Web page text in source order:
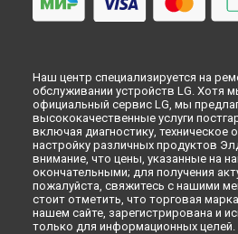
Наш центр специализируется на
обслуживании устройств LG. Хотя
официальный сервис LG, мы
высококачественные услуги
включая диагностику, техническое
настройку различных продуктов
внимание, что цены, указанные на
окончательными; для получения
пожалуйста, свяжитесь с нашими
стоит отметить, что торговая
нашем сайте, зарегистрирована и
только для информационных целей.